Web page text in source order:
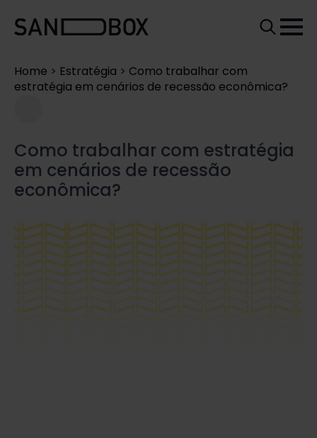
Home > Estratégia > Como trabalhar com
estratégia em cenários de recessão econômica?
Como trabalhar com estratégia
em cenários de recessão
econômica?